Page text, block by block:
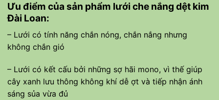
Ưu điểm của sản phẩm lưới che nắng dệt kim
Đài Loan:
– Lưới có tính năng chắn nóng, chắn nắng nhưng
không chắn gió
– Lưới có kết cấu bởi những sợ hãi mono, vì thế giúp
cây xanh lưu thông không khí dễ ợt và tiếp nhận ánh
sáng sủa vừa đủ